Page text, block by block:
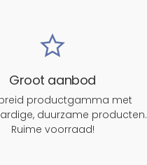
Groot aanbod
productgamma met
duurzame producten.
Ruime voorraad!